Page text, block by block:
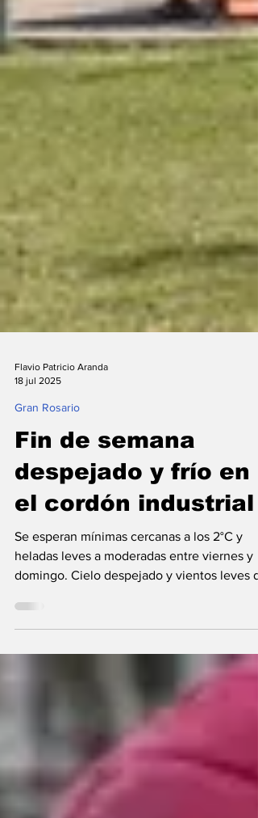
18 jul 2025
Gran Rosario
Fin de semana
despejado y frío en
el cordón industrial
Se esperan mínimas cercanas a los 2°C y
heladas leves a moderadas entre viernes y
domingo. Cielo despejado y vientos leves